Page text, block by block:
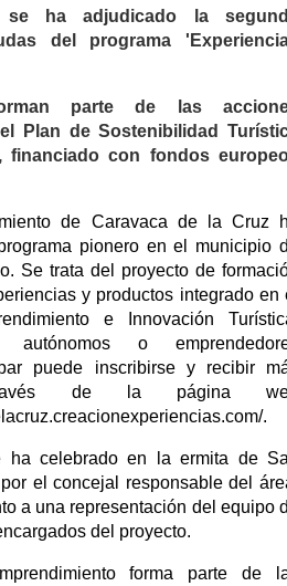
se ha adjudicado la
del programa
parte de las
Plan de Sostenibilidad
financiado con fondos
de Caravaca de la Cruz
pionero en el municipio
Se trata del proyecto de
y productos integrado en
e Innovación
autónomos o
puede inscribirse y recibir
de la página
.
ha celebrado en la ermita de
el concejal responsable del
a una representación del equipo
del proyecto.
forma parte de